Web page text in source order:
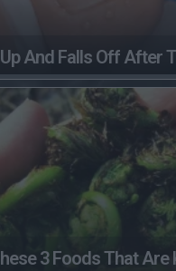
And Falls Off After
3 Foods That Are